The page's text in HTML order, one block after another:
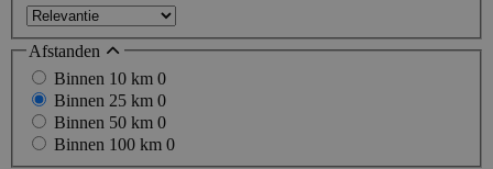
Afstanden
Binnen 10 km 0
Binnen 25 km 0
Binnen 50 km 0
Binnen 100 km 0